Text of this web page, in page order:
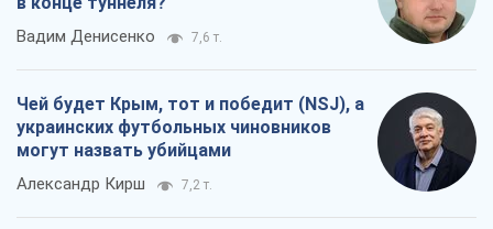
Вадим Денисенко 7,6 т.
Чей будет Крым, тот и победит (NSJ), а
украинских футбольных чиновников
могут назвать убийцами
Александр Кирш 7,2 т.